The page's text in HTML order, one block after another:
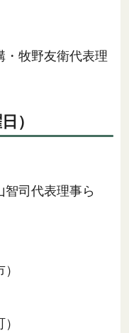
・牧野友衛代表理
）
司代表理事ら